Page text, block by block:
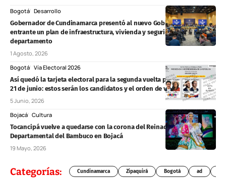
Bogotá Desarrollo
Gobernador de Cundinamarca presentó al nuevo Gobierno Nacional
entrante un plan de infraestructura, vivienda y seguridad para el
departamento
1 Agosto, 2026
Bogotá Vía Electoral 2026
Así quedó la tarjeta electoral para la segunda vuelta presidencial del
21 de junio: estos serán los candidatos y el orden de votación
5 Junio, 2026
Bojacá Cultura
Tocancipá vuelve a quedarse con la corona del Reinado
Departamental del Bambuco en Bojacá
19 Mayo, 2026
Categorías: Cundinamarca Zipaquirá Bogotá ad